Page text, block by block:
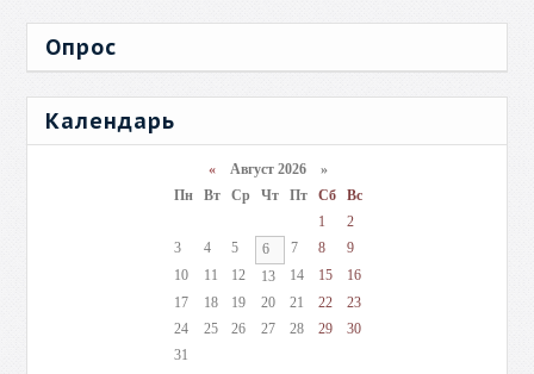
Опрос
Календарь
«Август 2026 »
Пн
Вт Ср Чт Пт Сб
Вс
1
2
3
4 5 6 7 8
9
10
11 12 13 14 15
16
17
18 19 20 21 22
23
24
25 26 27 28 29
30
31